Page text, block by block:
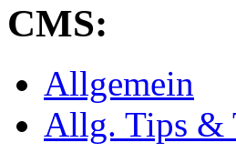
CMS:
Allgemein
Allg. Tips &